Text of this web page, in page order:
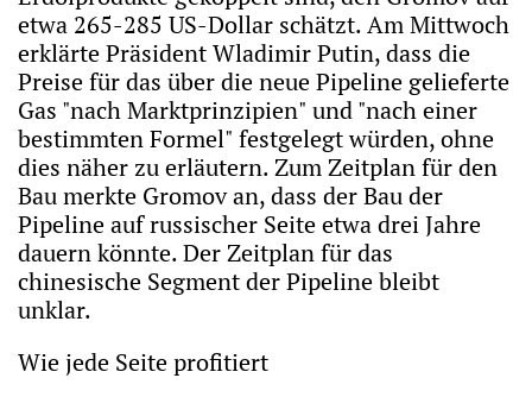
etwa 265-285 US-Dollar schätzt. Am Mittwoch
erklärte Präsident Wladimir Putin, dass die
Preise für das über die neue Pipeline gelieferte
Gas "nach Marktprinzipien" und "nach einer
bestimmten Formel" festgelegt würden, ohne
dies näher zu erläutern. Zum Zeitplan für den
Bau merkte Gromov an, dass der Bau der
Pipeline auf russischer Seite etwa drei Jahre
dauern könnte. Der Zeitplan für das
chinesische Segment der Pipeline bleibt
unklar.
Wie jede Seite profitiert